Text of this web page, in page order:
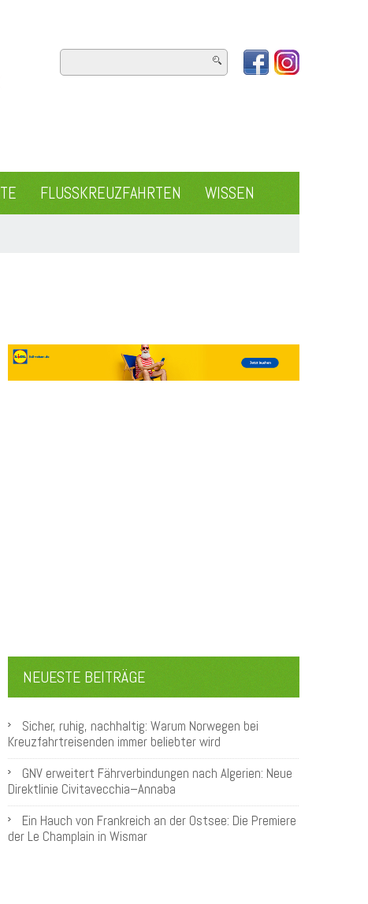
FLUSSKREUZFAHRTEN WISSEN
NEUESTE BEITRÄGE
Sicher, ruhig, nachhaltig: Warum Norwegen bei
Kreuzfahrtreisenden immer beliebter wird
GNV erweitert Fährverbindungen nach Algerien: Neue
Direktlinie Civitavecchia–Annaba
Ein Hauch von Frankreich an der Ostsee: Die Premiere
der Le Champlain in Wismar